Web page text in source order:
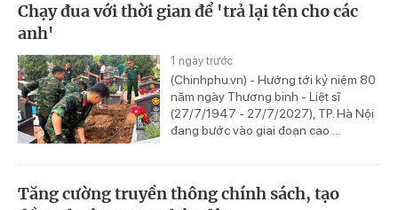
Chạy đua với thời gian để 'trả lại tên cho các
anh'
1 ngày trước
(Chinhphu.vn) - Hướng tới kỷ niệm 80
năm ngày Thương binh - Liệt sĩ
(27/7/1947 - 27/7/2027), TP. Hà Nội
đang bước vào giai đoạn cao ...
Tăng cường truyền thông chính sách, tạo